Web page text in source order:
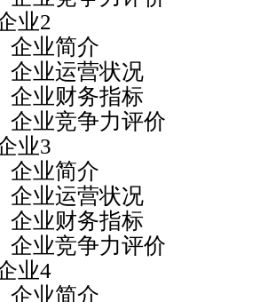
业2
简介
运营状况
财务指标
竞争力评价
业3
简介
运营状况
财务指标
竞争力评价
业4
简介